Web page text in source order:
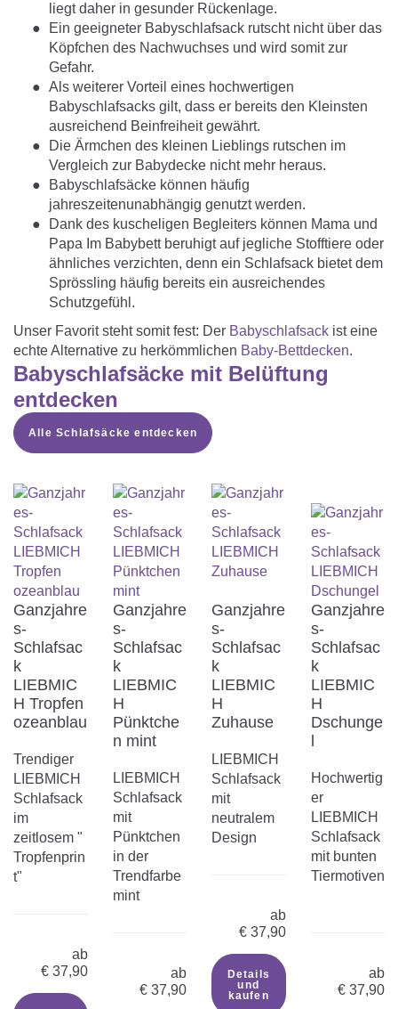
liegt daher in gesunder Rückenlage.
Ein geeigneter Babyschlafsack rutscht nicht über das
Köpfchen des Nachwuchses und wird somit zur
Gefahr.
Als weiterer Vorteil eines hochwertigen
Babyschlafsacks gilt, dass er bereits den Kleinsten
ausreichend Beinfreiheit gewährt.
Die Ärmchen des kleinen Lieblings rutschen im
Vergleich zur Babydecke nicht mehr heraus.
Babyschlafsäcke können häufig
jahreszeitenunabhängig genutzt werden.
Dank des kuscheligen Begleiters können Mama und
Papa Im Babybett beruhigt auf jegliche Stofftiere oder
ähnliches verzichten, denn ein Schlafsack bietet dem
Sprössling häufig bereits ein ausreichendes
Schutzgefühl.
Unser Favorit steht somit fest: Der Babyschlafsack ist eine
echte Alternative zu herkömmlichen Baby-Bettdecken.
Babyschlafsäcke mit Belüftung
entdecken
Alle Schlafsäcke entdecken
Ganzjahre
s-
Schlafsac
k
LIEBMIC
H Tropfen
ozeanblau
Trendiger
LIEBMICH
Schlafsack
im
zeitlosem "
Tropfenprin
t"
ab
€ 37,90
Ganzjahre
s-
Schlafsac
k
LIEBMIC
H
Pünktche
n mint
LIEBMICH
Schlafsack
mit
Pünktchen
in der
Trendfarbe
mint
ab
€ 37,90
Ganzjahre
s-
Schlafsac
k
LIEBMIC
H
Zuhause
LIEBMICH
Schlafsack
mit
neutralem
Design
ab
€ 37,90
Details
und
kaufen
Ganzjahre
s-
Schlafsac
k
LIEBMIC
H
Dschunge
Hochwertig
er
LIEBMICH
Schlafsack
mit bunten
Tiermotiven
ab
€ 37,90